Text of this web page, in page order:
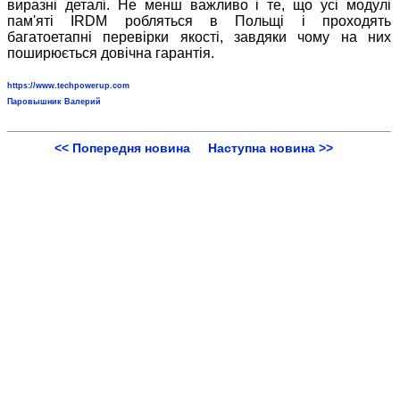
виразні деталі. Не менш важливо і те, що усі модулі
пам'яті IRDM робляться в Польщі і проходять
багатоетапні перевірки якості, завдяки чому на них
поширюється довічна гарантія.
https://www.techpowerup.com
Паровышник Валерий
<< Попередня новина Наступна новина >>